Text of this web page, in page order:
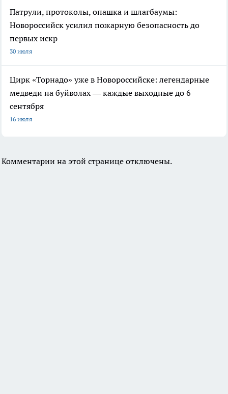
Патрули, протоколы, опашка и шлагбаумы:
Новороссийск усилил пожарную безопасность до
первых искр
30 июля
Цирк «Торнадо» уже в Новороссийске: легендарные
медведи на буйволах — каждые выходные до 6
сентября
16 июля
Комментарии на этой странице отключены.